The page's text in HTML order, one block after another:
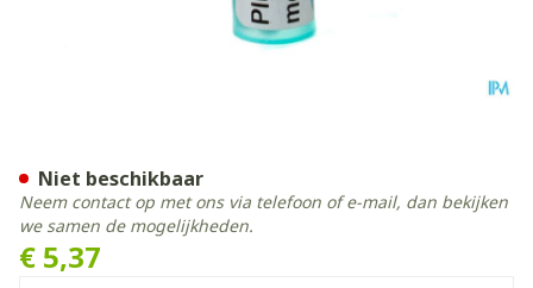
€ 5,37
Niet beschikbaar
Neem contact op met ons via telefoon of e-mail, dan bekijken
we samen de mogelijkheden.